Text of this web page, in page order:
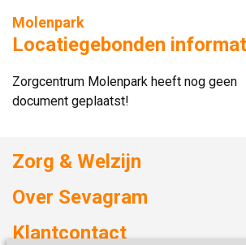
Molenpark
Locatiegebonden
Zorgcentrum Molenpark heeft nog geen
document geplaatst!
Zorg & Welzijn
Huizen met zorg
Over Sevagram
Duurzaamheid
Klantcontact